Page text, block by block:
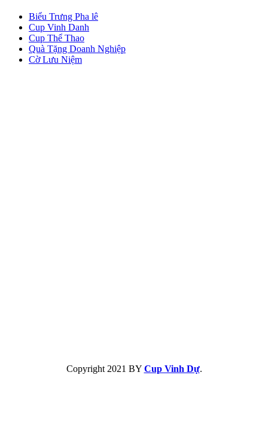
Biểu Trưng Pha lê
Cup Vinh Danh
Cup Thể Thao
Quà Tặng Doanh Nghiệp
Cờ Lưu Niệm
Copyright 2021 BY Cup Vinh Dự.